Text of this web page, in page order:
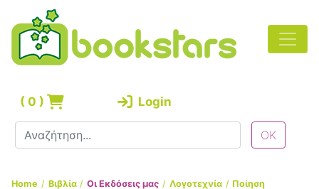
( 0 ) Login
Home Βιβλία Οι Εκδόσεις μας Λογοτεχνία
Ποίηση